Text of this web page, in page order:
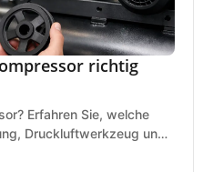
richtig
Erfahren Sie, welche
Druckluftwerkzeug und